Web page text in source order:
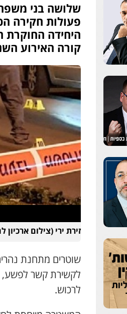
שלושה בני
פעולות חקירה
היחידה
קורה האירוע
זירת ירי (צילום
שוטרים מתחנת
לקשירת קשר לפשע,
לרכוש.